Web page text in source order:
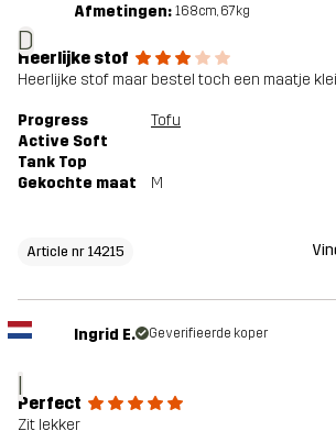
D
Afmetingen: 168cm, 67kg
Heerlijke stof
Heerlijke stof maar bestel toch een maatje
Progress
Active Soft
Tank Top
Tofu
Gekochte maat M
Article nr 14215
I
Ingrid E. Geverifieerde koper
Perfect
Zit lekker